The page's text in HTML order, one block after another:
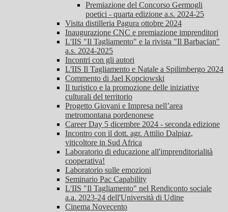
Premiazione del Concorso Germogli
poetici - quarta edizione a.s. 2024-25
Visita distilleria Pagura ottobre 2024
Inaugurazione CNC e premiazione imprenditori
L'IIS "Il Tagliamento" e la rivista "Il Barbacian"
a.s. 2024-2025
Incontri con gli autori
L'IIS Il Tagliamento e Natale a Spilimbergo 2024
Commento di Jael Kopciowski
Il turistico e la promozione delle iniziative
culturali del territorio
Progetto Giovani e Impresa nell’area
metromontana pordenonese
Career Day 5 dicembre 2024 - seconda edizione
Incontro con il dott. agr. Attilio Dalpiaz,
viticoltore in Sud Africa
Laboratorio di educazione all'imprenditorialità
cooperativa!
Laboratorio sulle emozioni
Seminario Pac Capability
L'IIS "Il Tagliamento" nel Rendiconto sociale
a.a. 2023-24 dell'Università di Udine
Cinema Novecento